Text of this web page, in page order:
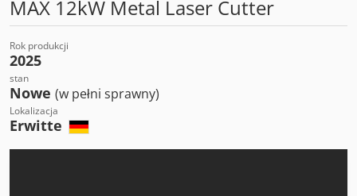
MAX 12kW Metal Laser Cutter
Rok produkcji
2025
stan
Nowe (w pełni sprawny)
Lokalizacja
Erwitte